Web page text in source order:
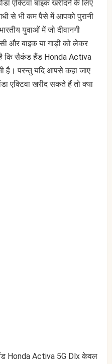
एक्टिवा बाइक खरीदने के लिए
से भी कम पैसे में आपको पुरानी
युवाओं में जो दीवानगी
और बाइक या गाड़ी को लेकर
है कि सैकंड हैंड Honda Activa
है। परन्तु यदि आपसे कहा जाए
एक्टिवा खरीद सकते हैं तो क्या
Honda Activa 5G Dlx केवल